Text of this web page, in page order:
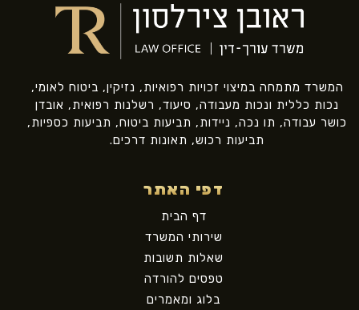
המשרד מתמחה במיצוי זכויות רפואיות, נזיקין, ביטוח לאומי,
נכות כללית ונכות מעבודה, סיעוד, רשלנות רפואית, אובדן
כושר עבודה, תו נכה, ניידות, תביעות ביטוח, תביעות כספיות,
תביעות רכוש, תאונות דרכים.
דפי האתר
דף הבית
שירותי המשרד
שאלות תשובות
טפסים להורדה
בלוג ומאמרים